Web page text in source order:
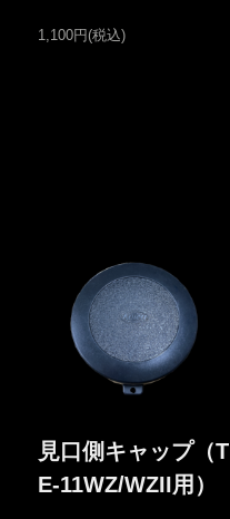
1,100円(税込)
見口側キャップ（T
E-11WZ/WZII用）